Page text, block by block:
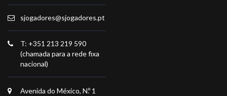
sjogadores@sjogadores.pt
T: +351 213 219 590
(chamada para a rede fixa
nacional)
Avenida do México, N.º 1